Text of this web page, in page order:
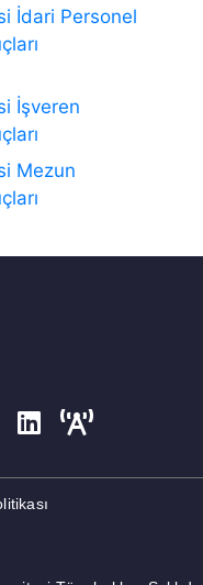
İdari Personel
İşveren
Mezun